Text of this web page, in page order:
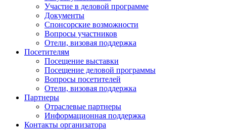
Участие в деловой программе
Документы
Спонсорские возможности
Вопросы участников
Отели, визовая поддержка
Посетителям
Посещение выставки
Посещение деловой программы
Вопросы посетителей
Отели, визовая поддержка
Партнеры
Отраслевые партнеры
Информационная поддержка
Контакты организатора